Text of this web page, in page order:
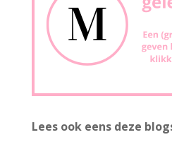
Lees ook eens deze